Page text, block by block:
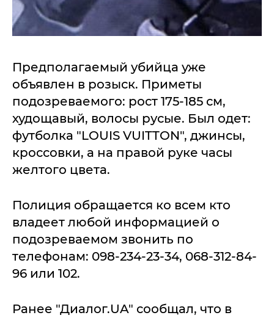
Предполагаемый убийца уже
объявлен в розыск. Приметы
подозреваемого: рост 175-185 см,
худощавый, волосы русые. Был одет:
футболка "LOUIS VUITTON", джинсы,
кроссовки, а на правой руке часы
желтого цвета.
Полиция обращается ко всем кто
владеет любой информацией о
подозреваемом звонить по
телефонам: 098-234-23-34, 068-312-84-
96 или 102.
Ранее "Диалог.UA" сообщал, что в